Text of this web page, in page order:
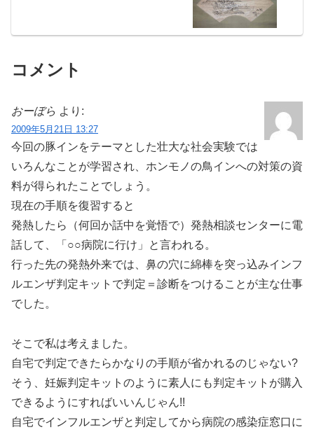
コメント
おーぼら より:
2009年5月21日 13:27
今回の豚インをテーマとした壮大な社会実験では
いろんなことが学習され、ホンモノの鳥インへの対策の資
料が得られたことでしょう。
現在の手順を復習すると
発熱したら（何回か話中を覚悟で）発熱相談センターに電
話して、「○○病院に行け」と言われる。
行った先の発熱外来では、鼻の穴に綿棒を突っ込みインフ
ルエンザ判定キットで判定＝診断をつけることが主な仕事
でした。
そこで私は考えました。
自宅で判定できたらかなりの手順が省かれるのじゃない?
そう、妊娠判定キットのように素人にも判定キットが購入
できるようにすればいいんじゃん!!
自宅でインフルエンザと判定してから病院の感染症窓口に